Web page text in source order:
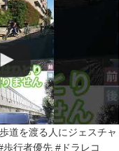
道を渡る人にジェスチャ
行者優先 #ドラレコ